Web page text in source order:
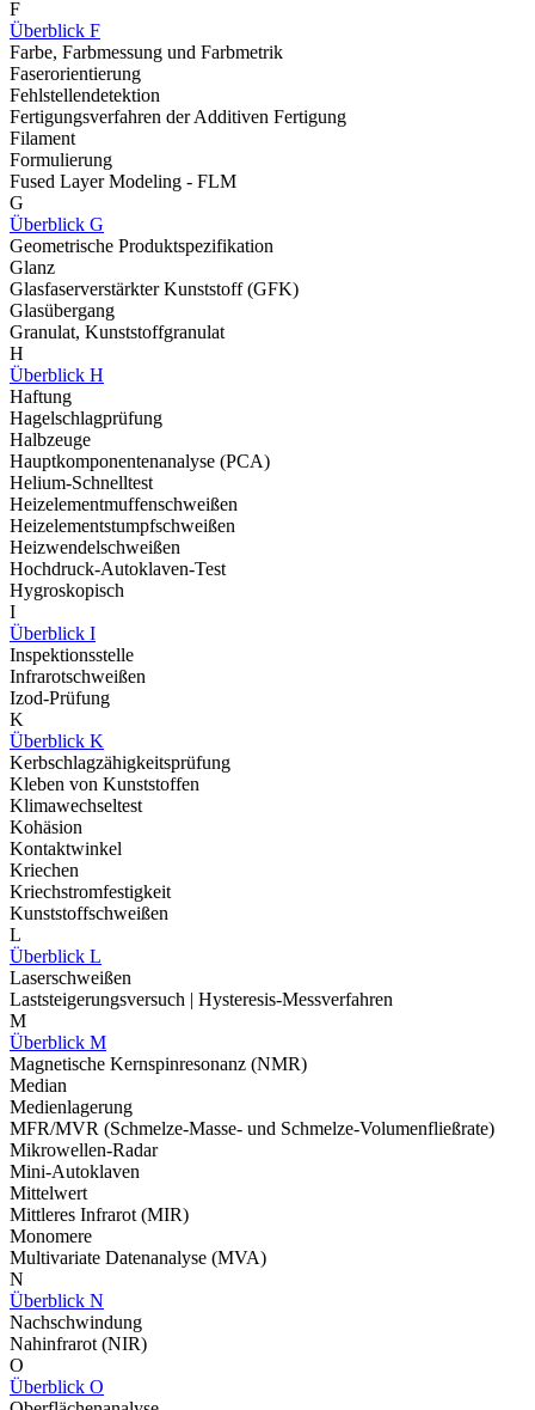
F
Überblick F
Farbe, Farbmessung und Farbmetrik
Faserorientierung
Fehlstellendetektion
Fertigungsverfahren der Additiven Fertigung
Filament
Formulierung
Fused Layer Modeling - FLM
G
Überblick G
Geometrische Produktspezifikation
Glanz
Glasfaserverstärkter Kunststoff (GFK)
Glasübergang
Granulat, Kunststoffgranulat
H
Überblick H
Haftung
Hagelschlagprüfung
Halbzeuge
Hauptkomponentenanalyse (PCA)
Helium-Schnelltest
Heizelementmuffenschweißen
Heizelementstumpfschweißen
Heizwendelschweißen
Hochdruck-Autoklaven-Test
Hygroskopisch
I
Überblick I
Inspektionsstelle
Infrarotschweißen
Izod-Prüfung
K
Überblick K
Kerbschlagzähigkeitsprüfung
Kleben von Kunststoffen
Klimawechseltest
Kohäsion
Kontaktwinkel
Kriechen
Kriechstromfestigkeit
Kunststoffschweißen
L
Überblick L
Laserschweißen
Laststeigerungsversuch | Hysteresis-Messverfahren
M
Überblick M
Magnetische Kernspinresonanz (NMR)
Median
Medienlagerung
MFR/MVR (Schmelze-Masse- und Schmelze-Volumenfließrate)
Mikrowellen-Radar
Mini-Autoklaven
Mittelwert
Mittleres Infrarot (MIR)
Monomere
Multivariate Datenanalyse (MVA)
N
Überblick N
Nachschwindung
Nahinfrarot (NIR)
O
Überblick O